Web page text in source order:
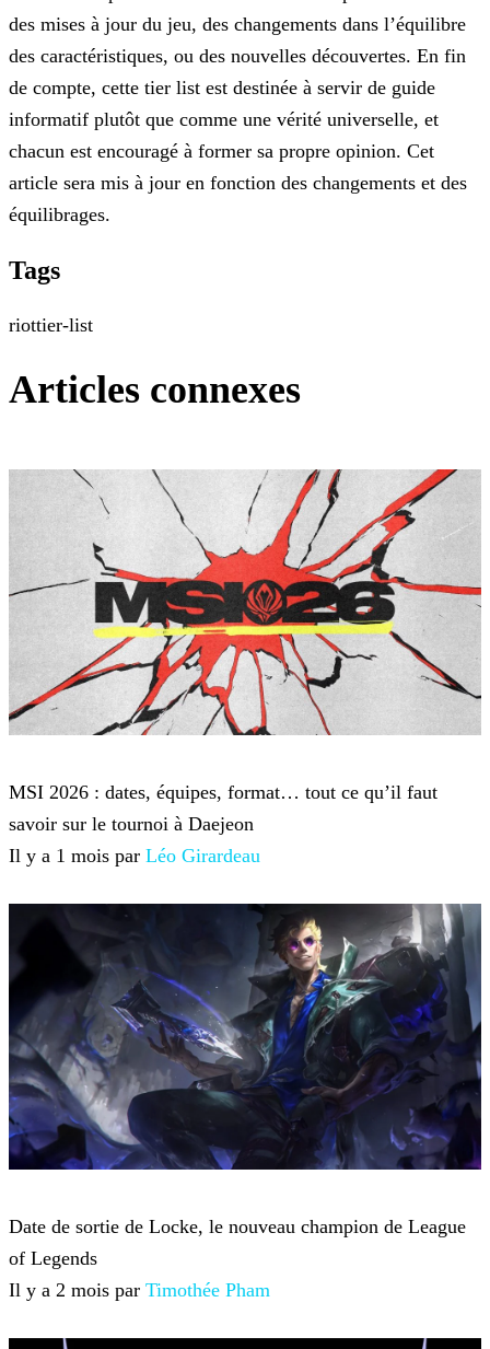
des mises à jour du jeu, des changements dans l’équilibre
des caractéristiques, ou des nouvelles découvertes. En fin
de compte, cette tier list est destinée à servir de guide
informatif plutôt que comme une vérité universelle, et
chacun est encouragé à former sa propre opinion. Cet
article sera mis à jour en fonction des changements et des
équilibrages.
Tags
riottier-list
Articles connexes
MSI 2026 : dates, équipes, format… tout ce qu’il faut
savoir sur le tournoi à Daejeon
Il y a 1 mois par Léo Girardeau
Date de sortie de Locke, le nouveau champion de League
of Legends
Il y a 2 mois par Timothée Pham